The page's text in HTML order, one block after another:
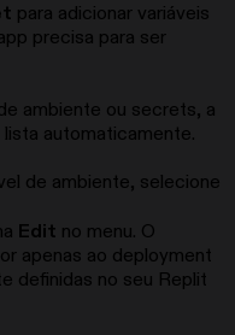
para adicionar variáveis
precisa para ser
ambiente ou secrets, a
automaticamente.
de ambiente, selecione
Edit no menu. O
apenas ao deployment
definidas no seu Replit